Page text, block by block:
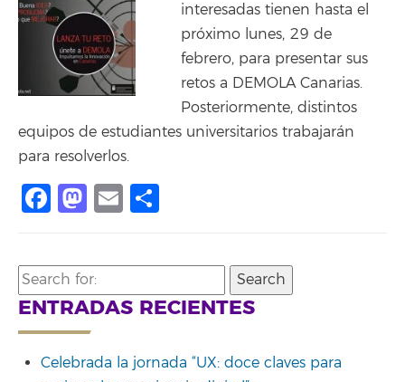
interesadas tienen hasta el
próximo lunes, 29 de
febrero, para presentar sus
retos a DEMOLA Canarias.
Posteriormente, distintos
equipos de estudiantes universitarios trabajarán
para resolverlos.
Facebook
Mastodon
Email
Search
for:
ENTRADAS RECIENTES
Celebrada la jornada “UX: doce claves para